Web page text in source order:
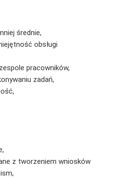
średnie,
obsługi
pracowników,
zadań,
z tworzeniem wniosków